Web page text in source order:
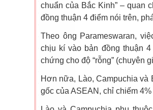
chuẩn của Bắc Kinh” – quan
đồng thuận 4 điểm nói trên,
Theo ông Parameswaran,
chịu kí vào bản đồng thuận
chứng cho độ “rỗng” (chuyên
Hơn nữa, Lào, Campuchia và
gốc của ASEAN, chỉ chiếm